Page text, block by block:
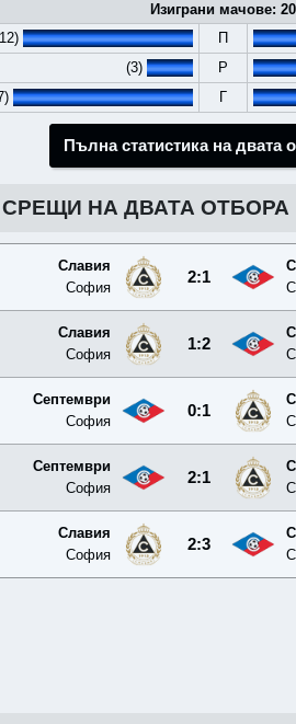
Изиграни мачове: 20
П
(3)
Р
Г
Пълна статистика на двата
НА ДВАТА ОТБОРА
Славия
София
2:1
Славия
София
1:2
Септември
София
0:1
Септември
София
2:1
Славия
София
2:3